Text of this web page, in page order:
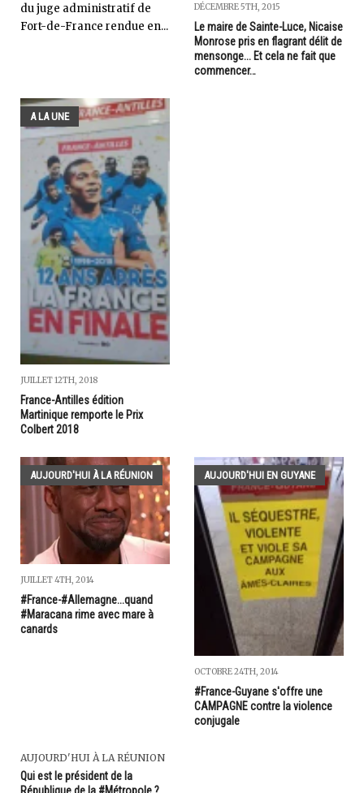
du juge administratif de
Fort-de-France rendue en...
DÉCEMBRE 5TH, 2015
Le maire de Sainte-Luce, Nicaise
Monrose pris en flagrant délit de
mensonge... Et cela ne fait que
commencer…
A LA UNE
JUILLET 12TH, 2018
France-Antilles édition
Martinique remporte le Prix
Colbert 2018
AUJOURD'HUI À LA RÉUNION
JUILLET 4TH, 2014
#France-#Allemagne...quand
#Maracana rime avec mare à
canards
AUJOURD'HUI EN GUYANE
OCTOBRE 24TH, 2014
#France-Guyane s'offre une
CAMPAGNE contre la violence
conjugale
AUJOURD'HUI À LA RÉUNION
Qui est le président de la